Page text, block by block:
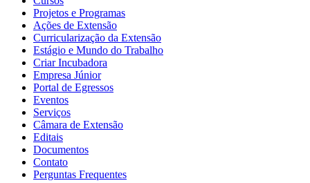
Projetos e Programas
Ações de Extensão
Curricularização da Extensão
Estágio e Mundo do Trabalho
Criar Incubadora
Empresa Júnior
Portal de Egressos
Eventos
Serviços
Câmara de Extensão
Editais
Documentos
Contato
Perguntas Frequentes